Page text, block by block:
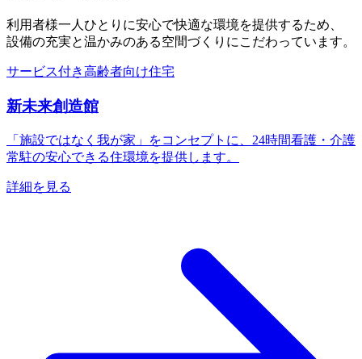
利用者様一人ひとりに安心で快適な環境を提供するため、
設備の充実と温かみのある空間づくりにこだわっています。
サービス付き高齢者向け住宅
新未来創造館
「施設ではなく我が家」をコンセプトに、24時間看護・介護
常駐の安心できる住環境を提供します。
詳細を見る